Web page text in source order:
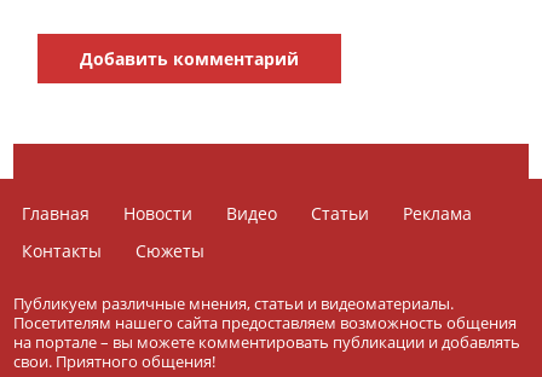
Добавить комментарий
Главная Новости Видео Статьи
Реклама
Контакты
Сюжеты
Публикуем различные мнения, статьи и видеоматериалы.
Посетителям нашего сайта предоставляем возможность общения
на портале – вы можете комментировать публикации и добавлять
свои. Приятного общения!